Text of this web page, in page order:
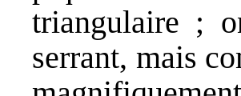
triangulaire ;
serrant, mais